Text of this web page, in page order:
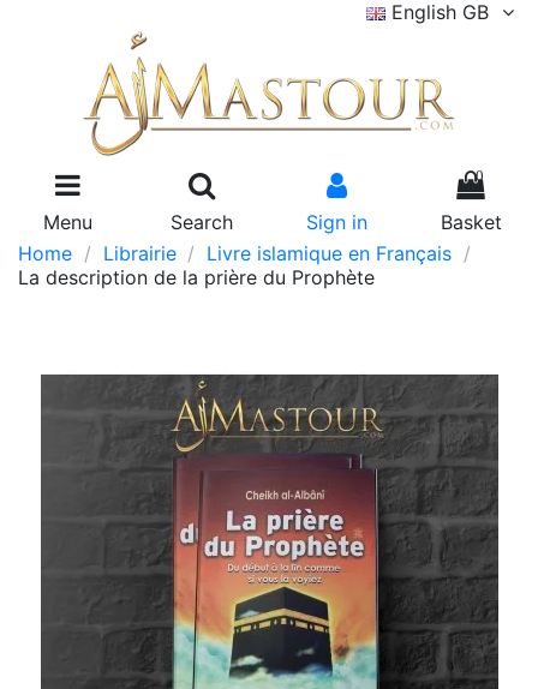
English GB
Menu Search Sign in
0
Basket
Home
Librairie
Livre islamique en Français
La description de la prière du Prophète